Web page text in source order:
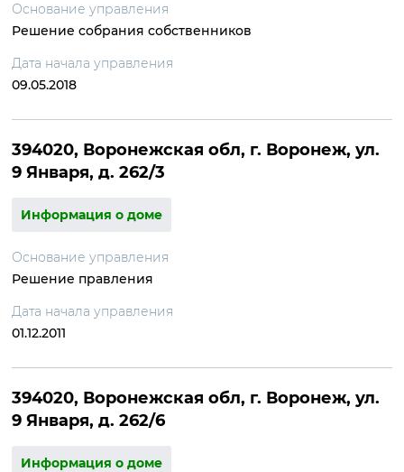
Основание управления
Решение собрания собственников
Дата начала управления
09.05.2018
394020, Воронежская обл, г. Воронеж, ул.
9 Января, д. 262/3
Информация о доме
Основание управления
Решение правления
Дата начала управления
01.12.2011
394020, Воронежская обл, г. Воронеж, ул.
9 Января, д. 262/6
Информация о доме